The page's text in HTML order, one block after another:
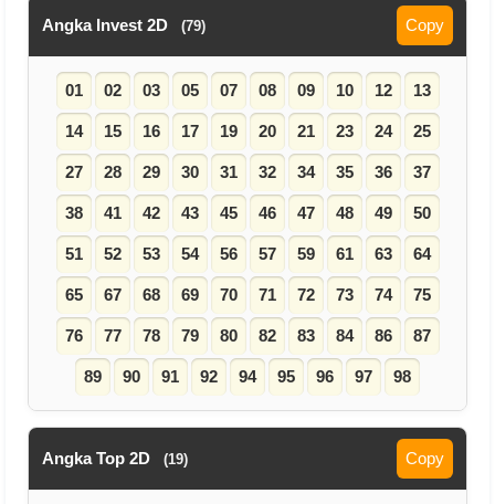
Angka Invest 2D (79) Copy
01 02 03 05 07 08 09 10 12 13
14 15 16 17 19 20 21 23 24 25
27 28 29 30 31 32 34 35 36 37
38 41 42 43 45 46 47 48 49 50
51 52 53 54 56 57 59 61 63 64
65 67 68 69 70 71 72 73 74 75
76 77 78 79 80 82 83 84 86 87
89 90 91 92 94 95 96 97 98
Angka Top 2D (19) Copy